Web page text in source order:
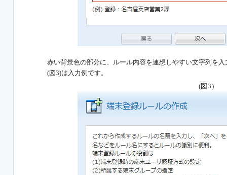
赤い背景色の部分に、ルール内容を連想しやすい文字列を
(図3)は入力例です。
(図3)